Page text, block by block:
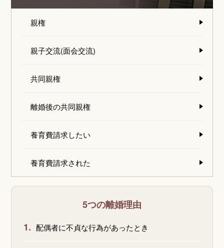
親権
親子交流(面会交流)
共同親権
離婚後の共同親権
養育費請求したい
養育費請求された
5つの離婚理由
1. 配偶者に不貞な行為があったとき